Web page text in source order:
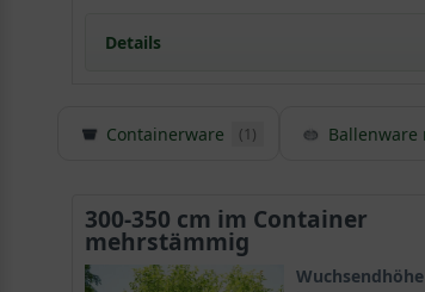
Details
Herkunft und Besonderheiten des
Mischwälder in gebirgigen Gegenden.
Priester Armand David, der als
Containerware (1) Ballenware
300-350 cm im Container
mehrstämmig
Wuchsendhöhe